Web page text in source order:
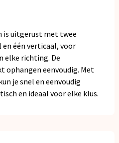
is uitgerust met twee
één verticaal, voor
elke richting. De
ophangen eenvoudig. Met
je snel en eenvoudig
en ideaal voor elke klus.